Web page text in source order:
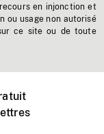
en injonction et
ou usage non autorisé
ce site ou de toute